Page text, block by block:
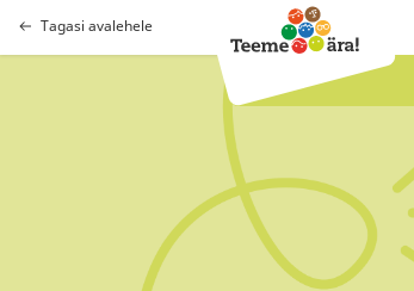
Tagasi avalehele